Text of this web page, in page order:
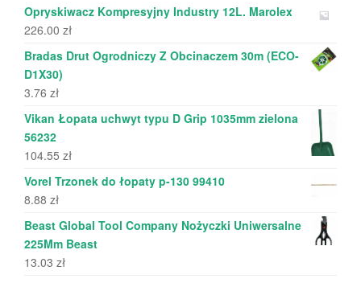
Opryskiwacz Kompresyjny Industry 12L. Marolex
226.00 zł
Bradas Drut Ogrodniczy Z Obcinaczem 30m (ECO-
D1X30)
3.76 zł
Vikan Łopata uchwyt typu D Grip 1035mm zielona
56232
104.55 zł
Vorel Trzonek do łopaty p-130 99410
8.88 zł
Beast Global Tool Company Nożyczki Uniwersalne
225Mm Beast
13.03 zł